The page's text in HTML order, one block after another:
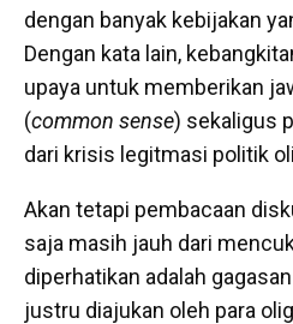
dengan banyak kebijakan
Dengan kata lain,
upaya untuk memberikan
(common sense) sekaligus
dari krisis legitmasi politik
Akan tetapi pembacaan
saja masih jauh dari
diperhatikan adalah
justru diajukan oleh para